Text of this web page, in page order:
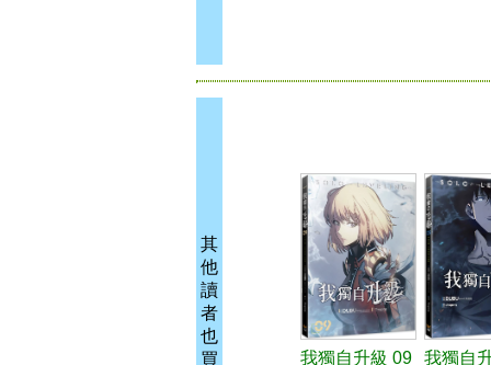
其
他
讀
者
也
買
我獨自升級 09 我獨自